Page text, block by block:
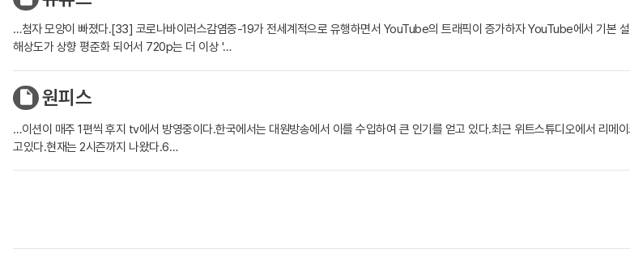
…첨자 모양이 빠졌다.[33] 코로나바이러스감염증-19가 전세계적으로 유행하면서 YouTube의 트래픽이 증가하자 YouTube에서 기본
해상도가 상향 평준화 되어서 720p는 더 이상 '…
원피스
…이션이 매주 1편씩 후지 tv에서 방영중이다.한국에서는 대원방송에서 이를 수입하여 큰 인기를 얻고 있다.최근 위트스튜디오에서 리
고있다.현재는 2시즌까지 나왔다.6…